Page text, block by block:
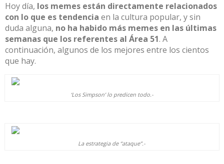
Hoy día, los memes están directamente relacionados
con lo que es tendencia en la cultura popular, y sin
duda alguna, no ha habido más memes en las últimas
semanas que los referentes al Área 51. A
continuación, algunos de los mejores entre los cientos
que hay.
‘Los Simpson’ lo predicen todo.-
La estrategia de “ataque”.-